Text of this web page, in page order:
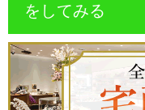
ご自宅に
手間
をしてみる